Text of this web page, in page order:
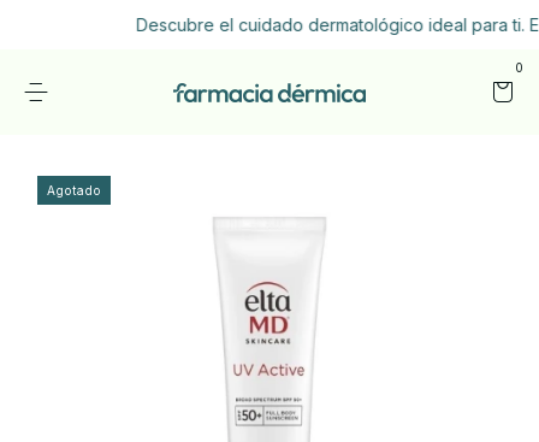
Descubre el cuidado dermatológico ideal para ti.
0
Agotado